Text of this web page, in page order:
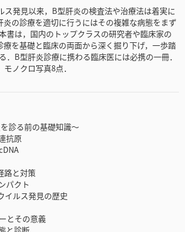
ス発見以来，B型肝炎の検査法や治療法は着実に
の診療を適切に行うにはその複雑な病態をまず
書は，国内のトップクラスの研究者や臨床家の
を基礎と臨床の両面から深く掘り下げ，一歩踏
．B型肝炎診療に携わる臨床医には必携の一冊．
ノクロ写真8点．
診る前の基礎知識～
抗原
路と対策
パクト
ルス発見の歴史
とその意義